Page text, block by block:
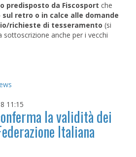
predisposto da Fiscosport che
retro o in calce alle domande
richieste di tesseramento (si
sottoscrizione anche per i vecchi
11:15
la validità dei
Italiana